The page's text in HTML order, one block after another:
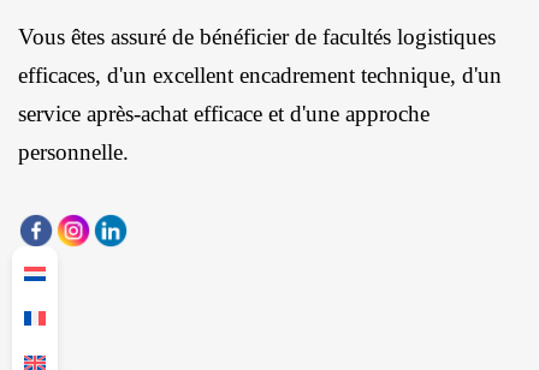
Vous êtes assuré de bénéficier de facultés logistiques
efficaces, d'un excellent encadrement technique, d'un
service après-achat efficace et d'une approche
personnelle.